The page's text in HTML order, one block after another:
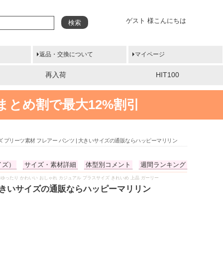
ゲスト 様こんにちは
検索
返品・交換について マイページ
再入荷 HIT100
め割で最大12%割引
プリーツ素材 フレアー パンツ | 大きいサイズの通販ならハッピーマリリン
） サイズ・素材詳細 体型別コメント 週間ランキング
ったり かわいい おしゃれ カジュアル プラスサイズ きれいめ 上品 ガーリー
いサイズの通販ならハッピーマリリン